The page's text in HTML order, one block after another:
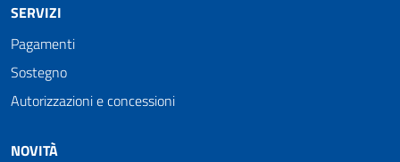
SERVIZI
Pagamenti
Sostegno
Autorizzazioni e concessioni
NOVITÀ